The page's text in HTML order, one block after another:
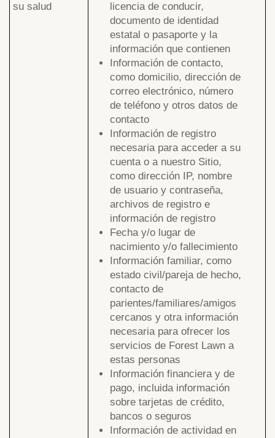
su salud
licencia de conducir,
documento de identidad
estatal o pasaporte y la
información que contienen
Información de contacto,
como domicilio, dirección de
correo electrónico, número
de teléfono y otros datos de
contacto
Información de registro
necesaria para acceder a su
cuenta o a nuestro Sitio,
como dirección IP, nombre
de usuario y contraseña,
archivos de registro e
información de registro
Fecha y/o lugar de
nacimiento y/o fallecimiento
Información familiar, como
estado civil/pareja de hecho,
contacto de
parientes/familiares/amigos
cercanos y otra información
necesaria para ofrecer los
servicios de Forest Lawn a
estas personas
Información financiera y de
pago, incluida información
sobre tarjetas de crédito,
bancos o seguros
Información de actividad en